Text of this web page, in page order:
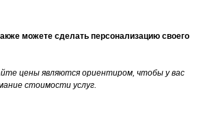
можете сделать персонализацию своего
цены являются ориентиром, чтобы у вас
стоимости услуг.